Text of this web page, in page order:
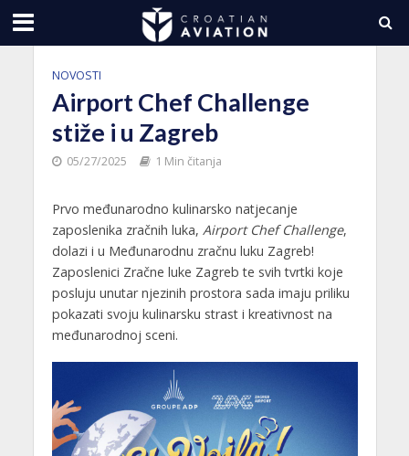
NOVOSTI
Airport Chef Challenge
stiže i u Zagreb
05/27/2025 1 Min čitanja
Prvo međunarodno kulinarsko natjecanje
zaposlenika zračnih luka, Airport Chef Challenge,
dolazi i u Međunarodnu zračnu luku Zagreb!
Zaposlenici Zračne luke Zagreb te svih tvrtki koje
posluju unutar njezinih prostora sada imaju priliku
pokazati svoju kulinarsku strast i kreativnost na
međunarodnoj sceni.